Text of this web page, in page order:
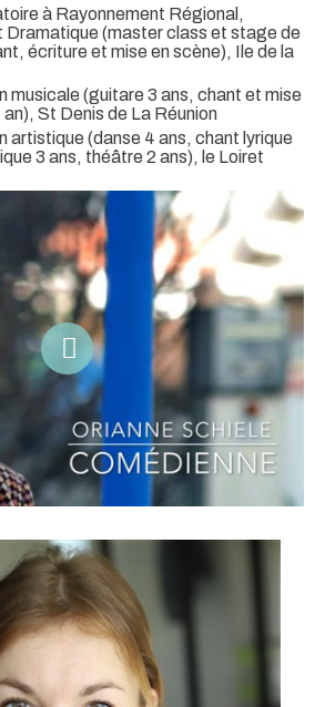
à Rayonnement Régional,
Dramatique (master class et stage de
écriture et mise en scène), Ile de la
musicale (guitare 3 ans, chant et mise
an), St Denis de La Réunion
artistique (danse 4 ans, chant lyrique
3 ans, théâtre 2 ans), le Loiret